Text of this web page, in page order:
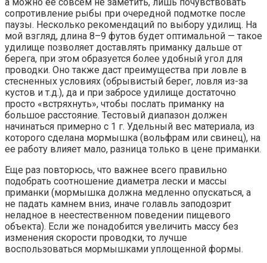
сопротивление рыбы при очередной подмотке после
паузы. Несколько рекомендаций по выбору удилищ. На
мой взгляд, длина 8–9 футов будет оптимальной — такое
удилище позволяет доставлять приманку дальше от
берега, при этом образуется более удобный угол для
проводки. Оно также даст преимущества при ловле в
стесненных условиях (обрывистый берег, ловля из-за
кустов и т.д.), да и при забросе удилище достаточно
просто «встряхнуть», чтобы послать приманку на
большое расстояние. Тестовый диапазон должен
начинаться примерно с 1 г. Удельный вес материала, из
которого сделана мормышка (вольфрам или свинец), на
ее работу влияет мало, разница только в цене приманки.
Еще раз повторюсь, что важнее всего правильно
подобрать соотношение диаметра лески и массы
приманки (мормышка должна медленно опускаться, а
не падать камнем вниз, иначе голавль заподозрит
неладное в неестественном поведении пищевого
объекта). Если же понадобится увеличить массу без
изменения скорости проводки, то лучше
воспользоваться мормышками уплощенной формы.